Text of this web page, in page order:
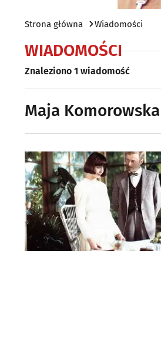
Strona główna Wiadomości
WIADOMOŚCI
Znaleziono 1 wiadomość
Maja Komorowska